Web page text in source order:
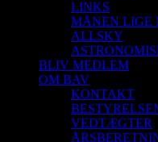
LINKS
MÅNEN LIGE
ALLSKY
BLIV MEDLEM
OM BAV
KONTAKT
VEDTÆGTER